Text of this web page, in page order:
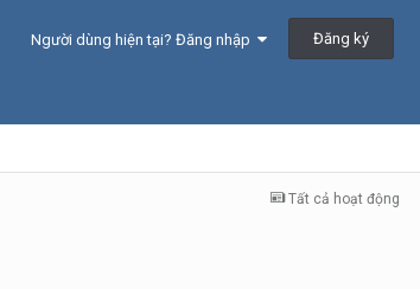
Người dùng hiện tại? Đăng nhập Đăng ký
Tất cả hoạt động